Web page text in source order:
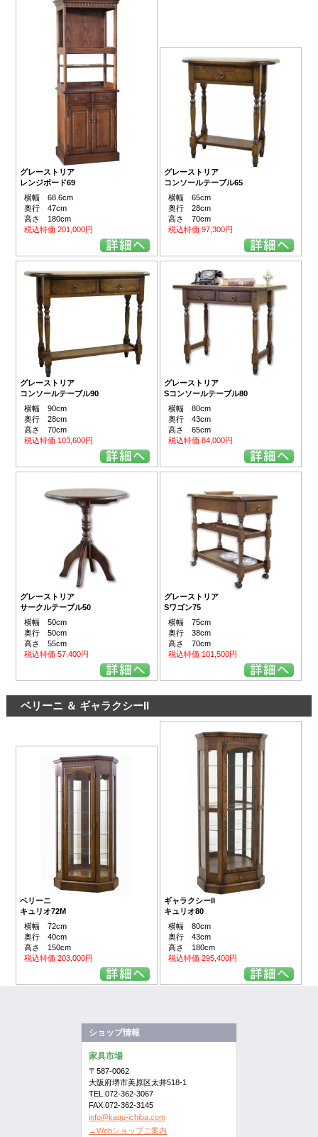
グレーストリア
レンジボード69
横幅 68.6cm
奥行 47cm
高さ 180cm
税込特価 201,000円
グレーストリア
コンソールテーブル65
横幅 65cm
奥行 28cm
高さ 70cm
税込特価 97,300円
グレーストリア
コンソールテーブル90
横幅 90cm
奥行 28cm
高さ 70cm
税込特価 103,600円
グレーストリア
Sコンソールテーブル80
横幅 80cm
奥行 43cm
高さ 65cm
税込特価 84,000円
グレーストリア
サークルテーブル50
横幅 50cm
奥行 50cm
高さ 55cm
税込特価 57,400円
グレーストリア
Sワゴン75
横幅 75cm
奥行 38cm
高さ 70cm
税込特価 101,500円
ベリーニ ＆ ギャラクシーII
ベリーニ
キュリオ72M
横幅 72cm
奥行 40cm
高さ 150cm
税込特価 203,000円
ギャラクシーII
キュリオ80
横幅 80cm
奥行 43cm
高さ 180cm
税込特価 295,400円
ショップ情報
家具市場
〒587-0062
大阪府堺市美原区太井518-1
TEL.072-362-3067
FAX.072-362-3145
info@kagu-ichiba.com
→Webショップご案内